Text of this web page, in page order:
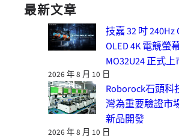
最新文章
技嘉 32 吋 240Hz
OLED 4K 電競螢
MO32U24 正式上
2026 年 8 月 10 日
Roborock石頭科
灣為重要驗證市
新品開發
2026 年 8 月 10 日